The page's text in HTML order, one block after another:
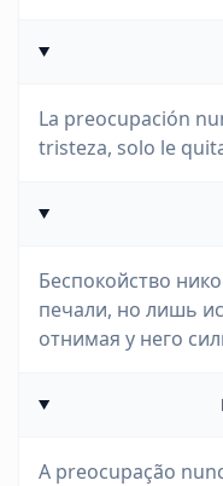
La preocupación
tristeza, solo le
Беспокойство
печали, но лишь
отнимая у него
A preocupação